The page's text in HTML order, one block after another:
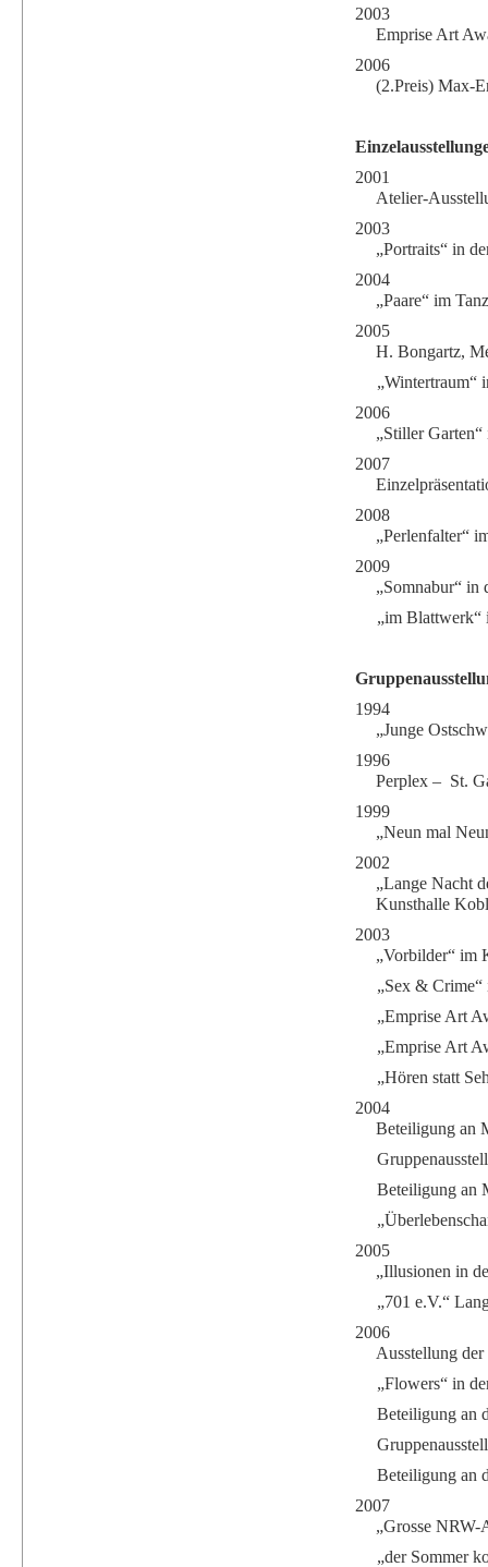
2003
Emprise Art
2006
(2.Preis) Max-
2001
Atelier-
2003
„Portraits“ in
2004
„Paare“ im
2005
H. Bongartz,
„Wintertraum“
2006
„Stiller
2007
2008
„Perlenfalter“
2009
„Somnabur“ in
„im Blattwerk“
1994
„Junge
1996
Perplex – St.
1999
„Neun mal
2002
„Lange Nacht
Kunsthalle
2003
„Vorbilder“ im
„Sex & Crime“
„Emprise Art
„Emprise Art
„Hören statt
2004
Beteiligung an
Beteiligung an
2005
„Illusionen in
„701 e.V.“
2006
Ausstellung
„Flowers“ in
Beteiligung an
Beteiligung an
2007
„Grosse NRW-
„der Sommer